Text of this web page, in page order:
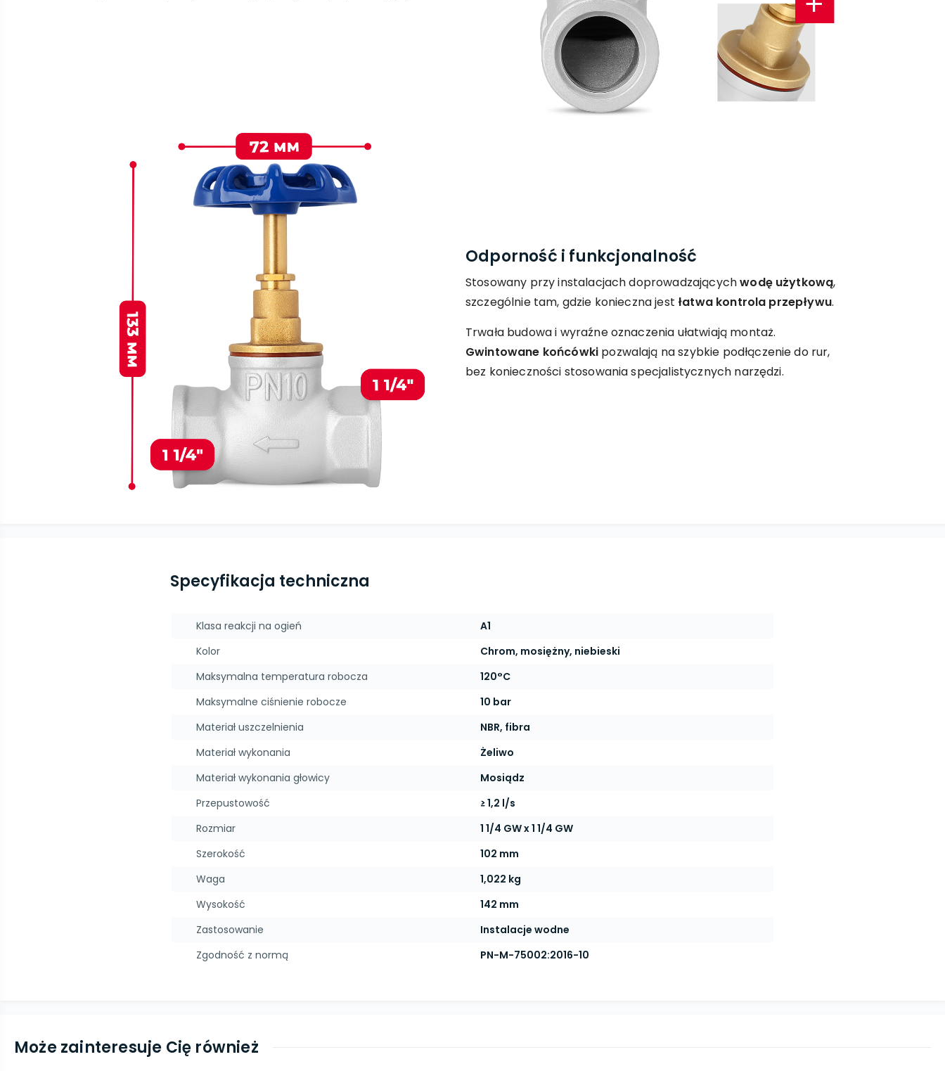
Odporność i funkcjonalność
Stosowany przy instalacjach doprowadzającychwodę użytkową,
szczególnie tam, gdzie konieczna jest łatwa kontrola przepływu.
Trwała budowa i wyraźne oznaczenia ułatwiają montaż.
Gwintowane końcówki pozwalają na szybkie podłączenie do rur,
bez konieczności stosowania specjalistycznych narzędzi.
Specyfikacja techniczna
Klasa reakcji na ogień
A1
Kolor
Chrom, mosiężny, niebieski
Maksymalna temperatura robocza
120°C
Maksymalne ciśnienie robocze
10 bar
Materiał uszczelnienia
NBR, fibra
Materiał wykonania
Żeliwo
Materiał wykonania głowicy
Mosiądz
Przepustowość
≥ 1,2 l/s
Rozmiar
1 1/4 GW x 1 1/4 GW
Szerokość
102 mm
Waga
1,022 kg
Wysokość
142 mm
Zastosowanie
Instalacje wodne
Zgodność z normą
PN-M-75002:2016-10
Może zainteresuje Cię również